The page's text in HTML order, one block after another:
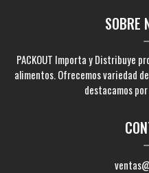
SOBRE
PACKOUT Importa y Distribuye
alimentos. Ofrecemos variedad
destacamos